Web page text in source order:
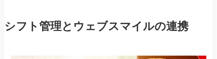
シフト管理とウェブスマイルの連携